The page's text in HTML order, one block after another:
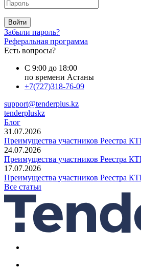
Войти
Забыли пароль?
Реферальная программа
Есть вопросы?
С 9:00 до 18:00
по времени Астаны
+7(727)318-76-09
support@tenderplus.kz
tenderpluskz
Блог
31.07.2026
Преимущества участников Реестра
24.07.2026
Преимущества участников Реестра
17.07.2026
Преимущества участников Реестра
Все статьи